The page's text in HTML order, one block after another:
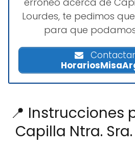
Lourdes, te pedimos
para que
📍 Instrucciones
Capilla Ntra.